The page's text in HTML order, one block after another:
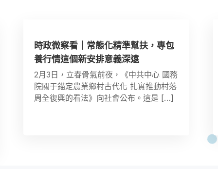
時政微察看｜常態化精準幫扶，專包
養行情這個新安排意義深遠
2月3日，立春骨氣前夜，《中共中心 國務
院關于錨定農業鄉村古代化 扎實推動村落
周全復興的看法》向社會公布。這是 […]